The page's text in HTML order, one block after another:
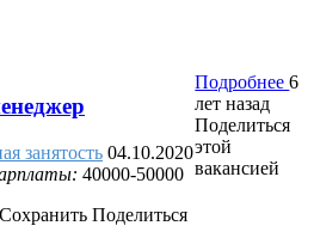
занятость 04.10.2020
40000-50000
Сохранить Поделиться
Подробнее6
лет назад
Поделиться
этой
вакансией